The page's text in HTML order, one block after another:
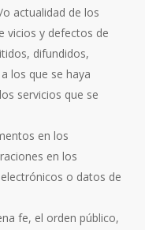
actualidad de los
vicios y defectos de
difundidos,
los que se haya
servicios que se
en los
en los
o datos de
fe, el orden público,